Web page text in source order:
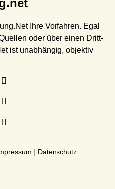
Ihre Vorfahren. Egal
oder über einen Dritt-
ist unabhängig, objektiv
| Datenschutz